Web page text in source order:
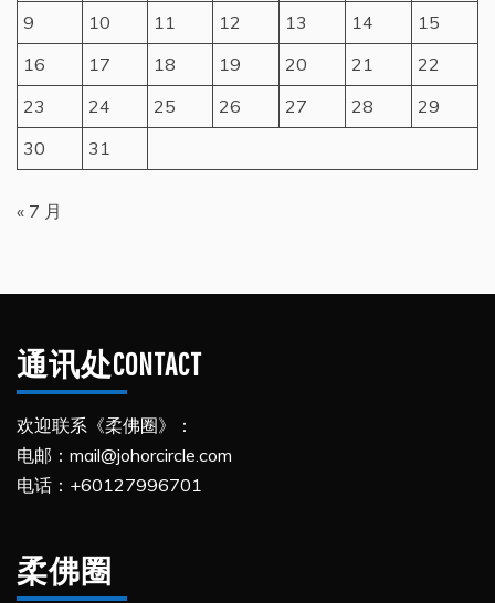
9
10 11 12 13 14
15
16
17 18 19 20 21
22
23
24 25 26 27 28
29
30
31
« 7 月
通讯处CONTACT
欢迎联系《柔佛圈》：
电邮：mail@johorcircle.com
电话：+60127996701
柔佛圈